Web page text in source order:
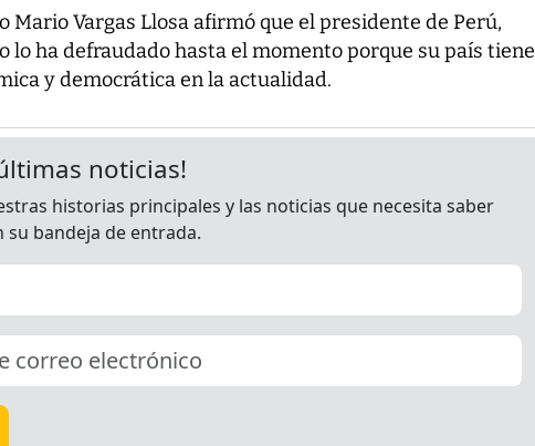
Mario Vargas Llosa afirmó que el presidente de Perú,
lo ha defraudado hasta el momento porque su país tiene
y democrática en la actualidad.